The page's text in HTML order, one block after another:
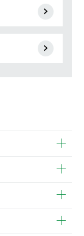
いたします。
ご注文は週明け